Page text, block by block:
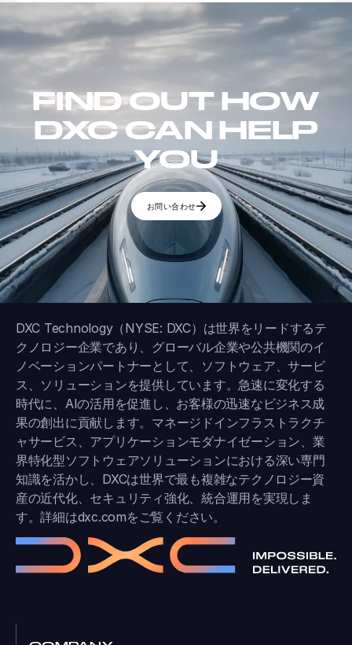
FIND OUT HOW
DXC CAN HELP
YOU
お問い合わせ
DXC Technology（NYSE: DXC）は世界をリードするテ
クノロジー企業であり、グローバル企業や公共機関のイ
ノベーションパートナーとして、ソフトウェア、サービ
ス、ソリューションを提供しています。急速に変化する
時代に、AIの活用を促進し、お客様の迅速なビジネス成
果の創出に貢献します。マネージドインフラストラクチ
ャサービス、アプリケーションモダナイゼーション、業
界特化型ソフトウェアソリューションにおける深い専門
知識を活かし、DXCは世界で最も複雑なテクノロジー資
産の近代化、セキュリティ強化、統合運用を実現しま
す。詳細はdxc.comをご覧ください。